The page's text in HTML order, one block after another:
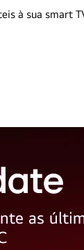
à sua smart
as